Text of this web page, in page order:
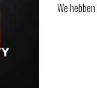
We